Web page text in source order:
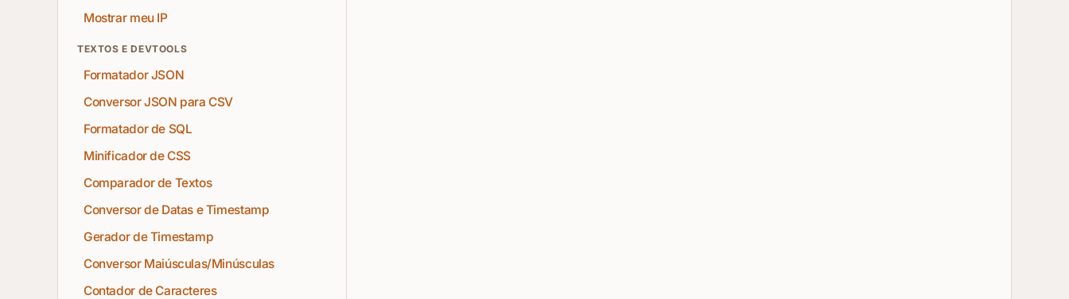
Mostrar meu IP
TEXTOS E DEVTOOLS
Formatador JSON
Conversor JSON para CSV
Formatador de SQL
Minificador de CSS
Comparador de Textos
Conversor de Datas e Timestamp
Gerador de Timestamp
Conversor Maiúsculas/Minúsculas
Contador de Caracteres